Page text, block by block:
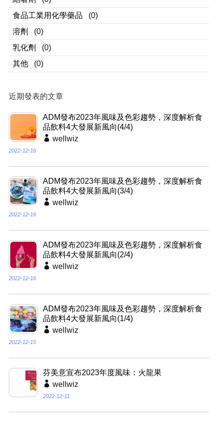
食品工業用化學藥品
(0)
溶劑
(0)
乳化劑
(0)
其他
(0)
近期發表的文章
ADM發布2023年風味及色彩趨勢，深度解析食
品飲料4大發展新風向(4/4)
wellwiz
2022-12-16
ADM發布2023年風味及色彩趨勢，深度解析食
品飲料4大發展新風向(3/4)
wellwiz
2022-12-16
ADM發布2023年風味及色彩趨勢，深度解析食
品飲料4大發展新風向(2/4)
wellwiz
2022-12-16
ADM發布2023年風味及色彩趨勢，深度解析食
品飲料4大發展新風向(1/4)
wellwiz
2022-12-15
芬美意宣布2023年度風味：火龍果
wellwiz
2022-12-11